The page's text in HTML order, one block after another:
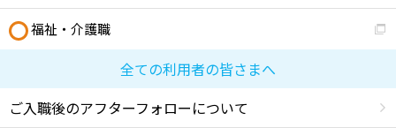
福祉・介護職
全ての利用者の皆さまへ
ご入職後のアフターフォローについて